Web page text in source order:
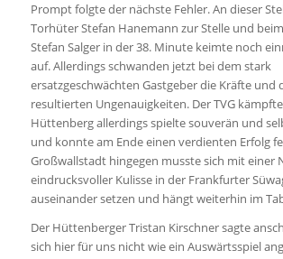
Prompt folgte der nächste Fehler. An dieser
Torhüter Stefan Hanemann zur Stelle und
Stefan Salger in der 38. Minute keimte noch
auf. Allerdings schwanden jetzt bei dem stark
ersatzgeschwächten Gastgeber die Kräfte und
resultierten Ungenauigkeiten. Der TVG
Hüttenberg allerdings spielte souverän und
und konnte am Ende einen verdienten Erfolg
Großwallstadt hingegen musste sich mit einer
eindrucksvoller Kulisse in der Frankfurter
auseinander setzen und hängt weiterhin im
Der Hüttenberger Tristan Kirschner sagte
sich hier für uns nicht wie ein Auswärtsspiel